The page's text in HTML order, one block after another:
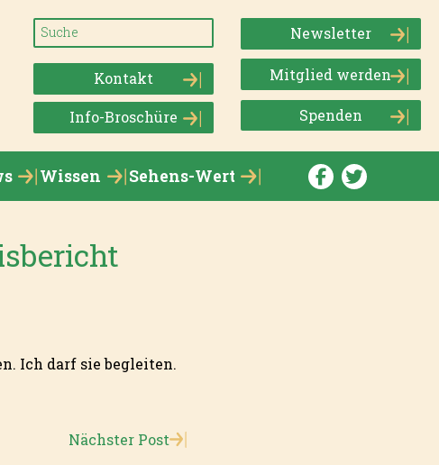
Kontakt
Info-Broschüre
Newsletter
Mitglied werden
Spenden
Wissen Sehens-Wert
Ich darf sie begleiten.
Nächster Post